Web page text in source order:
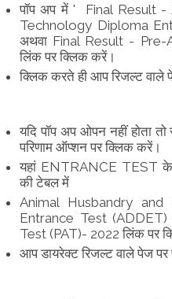
पॉप अप में ' Final Result -
Technology Diploma
अथवा Final Result - Pre-
लिंक पर क्लिक करें।
क्लिक करते ही आप रिजल्ट वाले
यदि पॉप अप ओपन नहीं होता
परिणाम ऑप्शन पर क्लिक करें।
यहां ENTRANCE TEST
की टेबल में
Animal Husbandry
Entrance Test
Test (PAT)- 2022 लिंक पर
आप डायरेक्ट रिजल्ट वाले पेज पर